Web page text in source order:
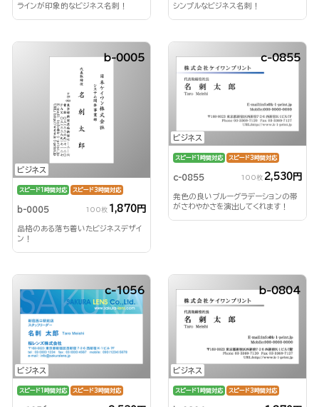
ラインが印象的なビジネス名刺！
シンプルなビジネス名刺！
ビジネス
b-0005
スピード1時間対応 スピード3時間対応
b-0005 100枚 1,870円
品格のある落ち着いたビジネスデザイ
ン！
ビジネス
c-0855
スピード1時間対応 スピード3時間対応
c-0855 100枚 2,530円
発色の良いブルーグラデーションの帯
がさわやかさを演出してくれます！
ビジネス
c-1056
スピード1時間対応 スピード3時間対応
ビジネス
b-0804
スピード1時間対応 スピード3時間対応